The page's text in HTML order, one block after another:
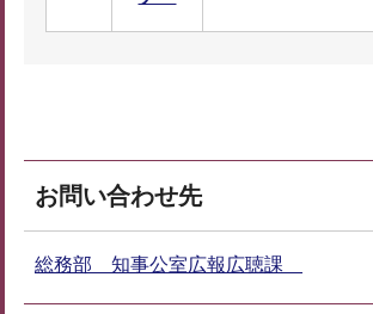
お問い合わせ先
総務部 知事公室広報広聴課